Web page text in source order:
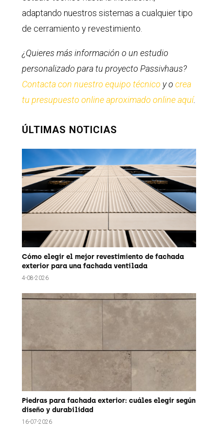
adaptando nuestros sistemas a cualquier tipo
de cerramiento y revestimiento.
¿Quieres más información o un estudio
personalizado para tu proyecto Passivhaus?
Contacta con nuestro equipo técnico y o crea
tu presupuesto online aproximado online aquí.
ÚLTIMAS NOTICIAS
Cómo elegir el mejor revestimiento de fachada
exterior para una fachada ventilada
4-08-2026
Piedras para fachada exterior: cuáles elegir según
diseño y durabilidad
16-07-2026